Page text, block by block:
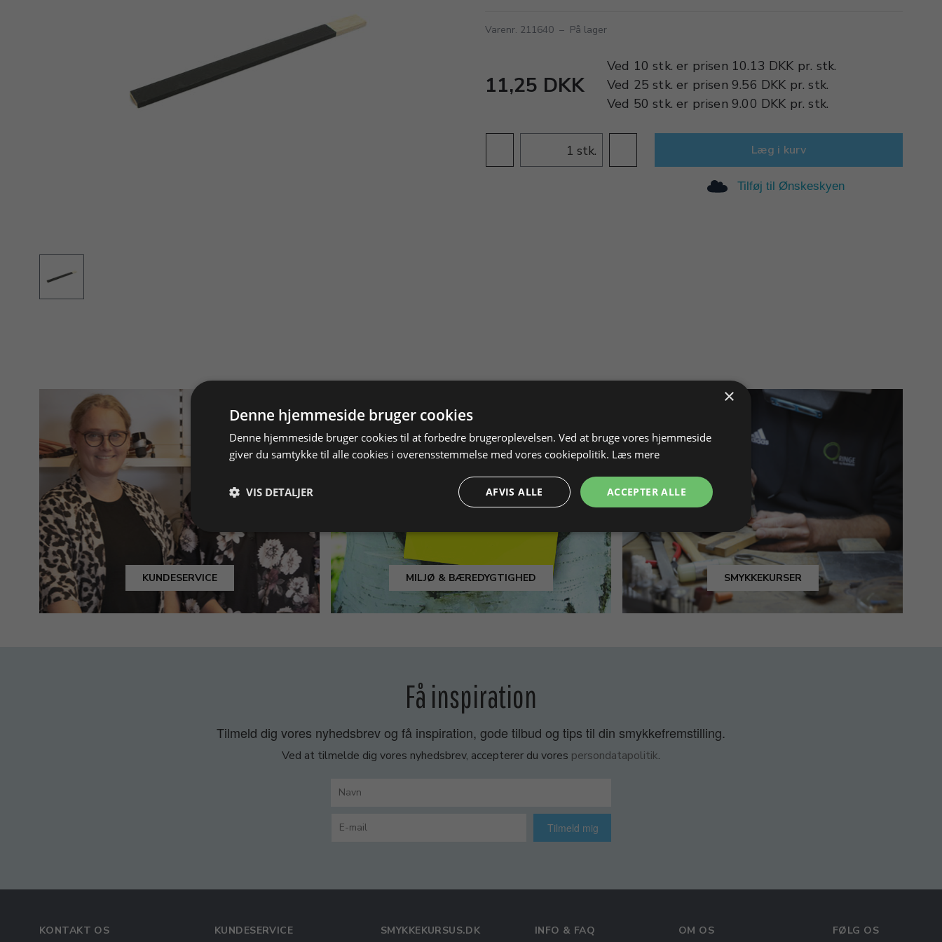
Varenr. 211640 – På lager
11,25 DKK
Ved 10 stk. er prisen 10.13 DKK pr. stk.
Ved 25 stk. er prisen 9.56 DKK pr.stk.
Ved 50 stk. er prisen 9.00 DKK pr.stk.
stk. Læg i kurv
Tilføj til Ønskeskyen
KUNDESERVICE MILJØ & BÆREDYGTIGHED SMYKKEKURSER
Få inspiration
Tilmeld dig vores nyhedsbrev og få inspiration, gode tilbud og tips til din smykkefremstilling.
Ved at tilmelde dig vores nyhedsbrev, accepterer du vores persondatapolitik.
Tilmeld mig
KONTAKT OS KUNDESERVICE SMYKKEKURSUS.DK INFO & FAQ OM OS FØLG OS
×
Denne hjemmeside bruger cookies
Denne hjemmeside bruger cookies til at forbedre brugeroplevelsen. Ved at bruge vores hjemmeside
giver du samtykke til alle cookies i overensstemmelse med vores cookiepolitik. Læs mere
ACCEPTER ALLE
AFVIS ALLE
VIS DETALJER